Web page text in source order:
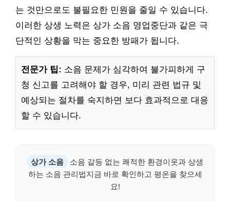
는 것만으로도 불필요한 민원을 줄일 수 있습니다.
이러한 상생 노력은 상가 소음 영업중단과 같은 극
단적인 상황을 막는 중요한 방패가 됩니다.
전문가 팁: 소음 문제가 심각하여 불가피하게 구
청 신고를 고려해야 할 경우, 미리 관련 법규 및
예상되는 절차를 숙지하면 보다 효과적으로 대응
할 수 있습니다.
상가 소음
소음 갈등 없는 쾌적한 환경이웃과 상생
하는 소음 관리법지금 바로 확인하고 평온을 찾으세
요!